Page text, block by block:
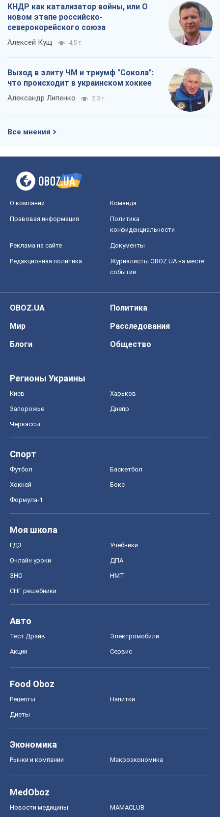
КНДР как катализатор войны, или О
новом этапе российско-
северокорейского союза
Алексей Кущ 4,5 т.
Выход в элиту ЧМ и триумф "Сокола":
что происходит в украинском хоккее
Александр Липенко 2,3 т.
Все мнения
О компании Команда
Правовая информация
Политика
конфиденциальности
Реклама на сайте Документы
Редакционная политика
Журналисты OBOZ.UA на месте
событий
OBOZ.UA
Политика
Мир
Расследования
Блоги
Общество
Регионы Украины
Киев Харьков
Запорожье Днепр
Черкассы
Спорт
Футбол Баскетбол
Хоккей Бокс
Формула-1
Моя школа
ГДЗ Учебники
Онлайн уроки ДПА
ЗНО НМТ
СНГ решебники
Авто
Тест Драйв Электромобили
Акции Сервис
Food Oboz
Рецепты Напитки
Диеты
Экономика
Рынки и компании Mакроэкономика
MedOboz
Новости медицины MAMACLUB